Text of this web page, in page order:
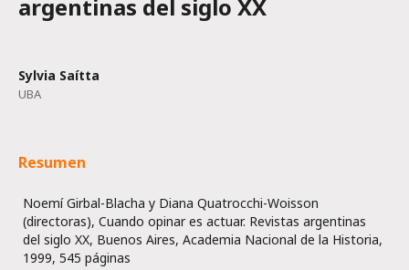
argentinas del siglo XX
Sylvia Saítta
UBA
Resumen
Noemí Girbal-Blacha y Diana Quatrocchi-Woisson
(directoras), Cuando opinar es actuar. Revistas argentinas
del siglo XX, Buenos Aires, Academia Nacional de la Historia,
1999, 545 páginas